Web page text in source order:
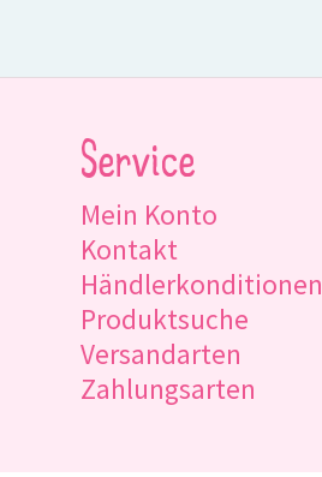
Service
Mein Konto
Kontakt
Händlerkonditionen
Produktsuche
Versandarten
Zahlungsarten